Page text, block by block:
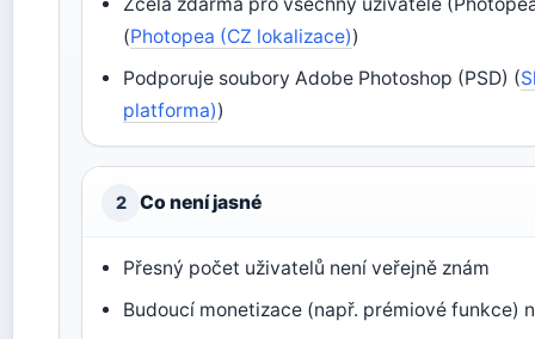
(Photopea (CZ lokalizace))
Podporuje soubory Adobe Photoshop (PSD) (
platforma))
2 Co není jasné
Přesný počet uživatelů není veřejně znám
Budoucí monetizace (např. prémiové funkce)